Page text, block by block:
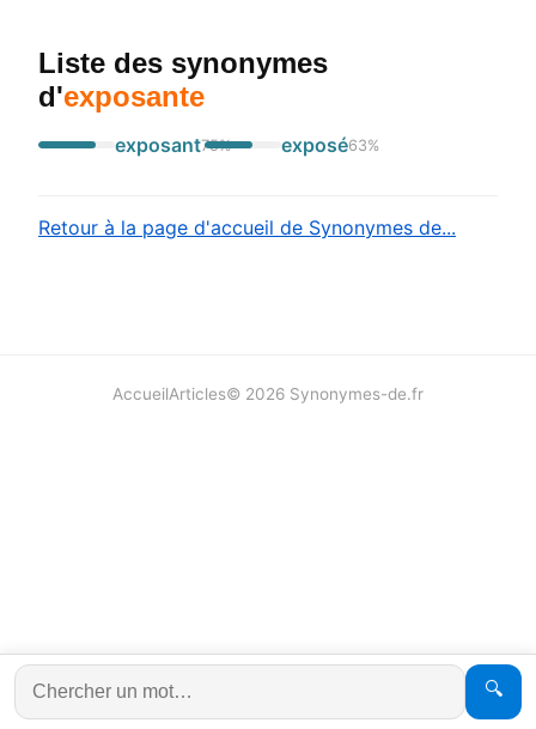
Liste des synonymes
d'exposante
exposant75% exposé63%
Retour à la page d'accueil de Synonymes de...
🔍
AccueilArticles© 2026 Synonymes-de.fr